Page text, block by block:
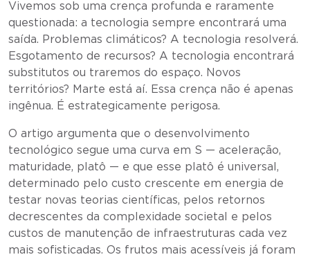
Vivemos sob uma crença profunda e raramente
questionada: a tecnologia sempre encontrará uma
saída. Problemas climáticos? A tecnologia resolverá.
Esgotamento de recursos? A tecnologia encontrará
substitutos ou traremos do espaço. Novos
territórios? Marte está aí. Essa crença não é apenas
ingênua. É estrategicamente perigosa.
O artigo argumenta que o desenvolvimento
tecnológico segue uma curva em S — aceleração,
maturidade, platô — e que esse platô é universal,
determinado pelo custo crescente em energia de
testar novas teorias científicas, pelos retornos
decrescentes da complexidade societal e pelos
custos de manutenção de infraestruturas cada vez
mais sofisticadas. Os frutos mais acessíveis já foram